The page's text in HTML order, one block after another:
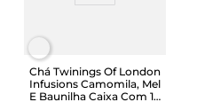
Chá Twinings Of London
Infusions Camomila, Mel
E Baunilha Caixa Com 10